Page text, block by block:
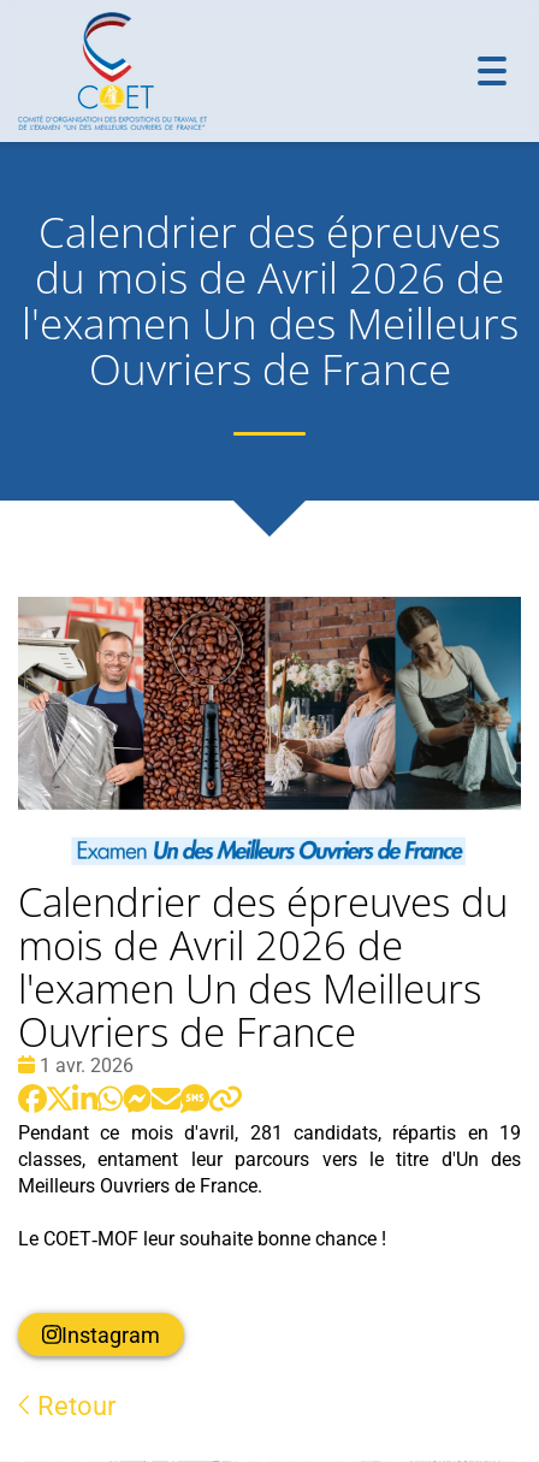
Calendrier des épreuves
du mois de Avril 2026 de
l'examen Un des Meilleurs
Ouvriers de France
Calendrier des épreuves du
mois de Avril 2026 de
l'examen Un des Meilleurs
Ouvriers de France
Date
:
1 avr. 2026
Pendant ce mois d'avril, 281 candidats, répartis en 19
classes, entament leur parcours vers le titre d'Un des
Meilleurs Ouvriers de France.
Le COET‑MOF leur souhaite bonne chance !
Instagram
Retour